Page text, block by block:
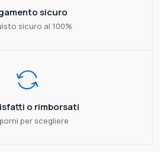
sicuro
sicuro al 100%
o rimborsati
per scegliere